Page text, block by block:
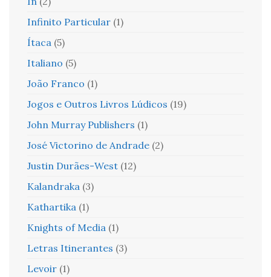
Infinito Particular (1)
Ítaca (5)
Italiano (5)
João Franco (1)
Jogos e Outros Livros Lúdicos (19)
John Murray Publishers (1)
José Victorino de Andrade (2)
Justin Durães-West (12)
Kalandraka (3)
Kathartika (1)
Knights of Media (1)
Letras Itinerantes (3)
Levoir (1)